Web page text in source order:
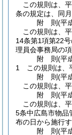
この規則は、
条の規定は、同
附 則(平
この規則は、
14条第1項第22
理員会事務局の
附 則(平
1
この規則は、
附 則(平
この規則は、
附 則(平
この規則は、
5条中広島市物品
布の日から施行す
附 則(平